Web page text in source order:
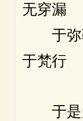
无穿漏
于弥
于梵行
于是